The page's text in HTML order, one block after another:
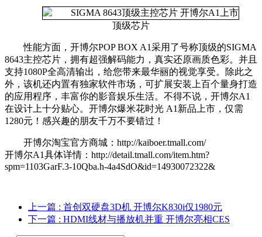
顶级芯片
性能方面，开博尔POP BOX A1采用了号称顶级的SIGMA
8643主控芯片，拥有超强解码能力，真实还原画质色彩。并且
支持1080P全高清输出，给您带来最华丽的视觉享受。除此之
外，该机还内置有独家软件市场，可扩展安装上百个量身打造
的应用程序，丰富你的影音娱乐生活。不得不说，开博尔A1
在设计上十分贴心。开博尔爆米花时光 A1新品上市，仅需
1280元！感兴趣的朋友千万不要错过！
开博尔淘宝官方商城：http://kaiboer.tmall.com/
开博尔A1具体详情：http://detail.tmall.com/item.htm?
spm=1103GarF.3-10Qba.h-4a4SdO&id=14930072322&
上一篇 : 首创双硬盘3D机 开博尔K830i仅1980元
下一篇 : HDMI线材与播放机并重 开博尔亮相CES